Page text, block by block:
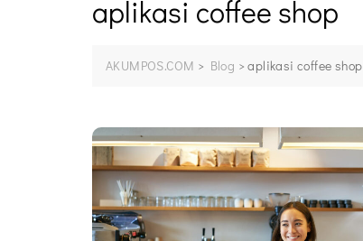
aplikasi coffee shop
AKUMPOS.COM > Blog >aplikasi coffee shop